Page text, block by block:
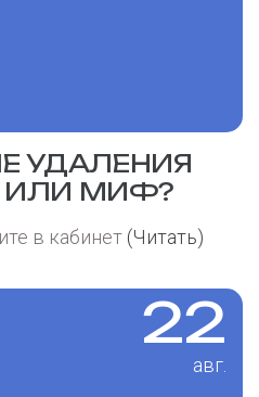
УДАЛЕНИЯ
ИЛИ МИФ?
в кабинет (Читать)
22
авг.